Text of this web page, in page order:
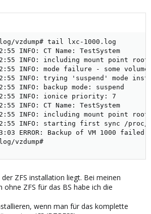
vzdump# tail lxc-1000.log
INFO: CT Name: TestSystem
INFO: including mount point
INFO: mode failure - some
INFO: trying 'suspend' mode
INFO: backup mode: suspend
INFO: ionice priority: 7
INFO: CT Name: TestSystem
INFO: including mount point
INFO: starting first sync /proc/
ERROR: Backup of VM 1000
vzdump#
ZFS installation liegt. Bei meinen
ZFS für das BS habe ich die
wenn man für das komplette